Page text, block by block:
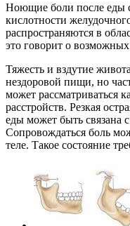
Ноющие боли после еды
кислотности
распространяются в
это говорит о
Тяжесть и вздутие
нездоровой пищи, но
может рассматриваться
расстройств. Резкая
еды может быть связана
Сопровождаться боль
теле. Такое состояние